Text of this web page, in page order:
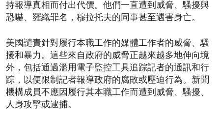
持報導真相而付出代價。他們一直遭到威脅、騷擾與
恐嚇、羅織罪名，穆拉托夫的同事甚至遇害身亡。
美國譴責針對履行本職工作的媒體工作者的威脅、騷
擾和暴力。這些來自政府的威脅正越來越多地伸向境
外，包括通過濫用電子監控工具追踪記者的通訊和行
踪，以便限制記者報導政府的腐敗或壓迫行為。新聞
機構成員不應因履行其本職工作而遭到威脅、騷擾、
人身攻擊或逮捕。